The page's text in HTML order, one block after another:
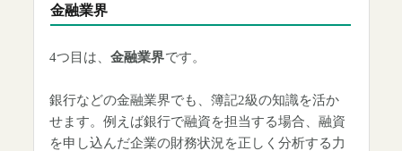
金融業界
4つ目は、 金融業界です。
銀行などの金融業界でも、簿記2級の知識を活か
せます。例えば銀行で融資を担当する場合、融資
を申し込んだ企業の財務状況を正しく分析する力